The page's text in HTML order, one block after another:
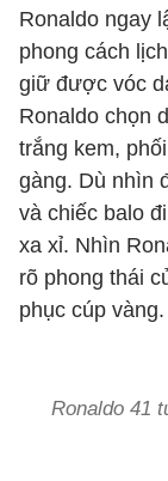
Ronaldo ngay
phong cách
giữ được vóc
Ronaldo chọn
trắng kem,
gàng. Dù nhìn
và chiếc balo
xa xỉ. Nhìn
rõ phong thái
phục cúp vàng.
Ronaldo 41